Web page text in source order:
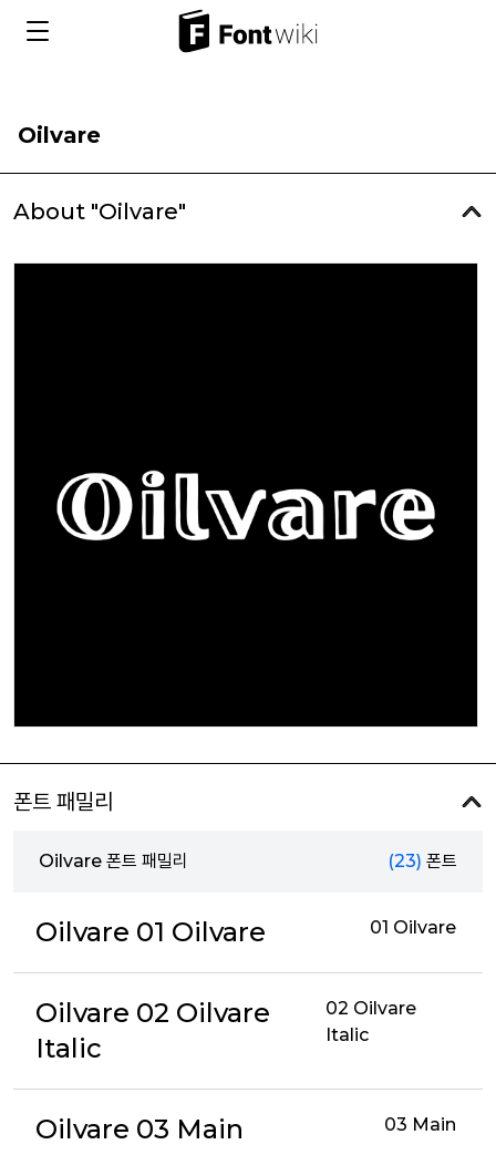
Oilvare
About "Oilvare"
폰트 패밀리
Oilvare 폰트 패밀리 (23) 폰트
Oilvare 01 Oilvare 01 Oilvare
Oilvare 02 Oilvare
Italic
02 Oilvare
Italic
Oilvare 03 Main 03 Main